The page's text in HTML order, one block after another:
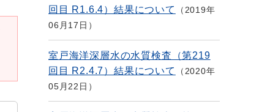
回目 R1.6.4）結果について
2019年
06月17日
室戸海洋深層水の水質検査（第219
回目 R2.4.7）結果について
2020年
05月22日